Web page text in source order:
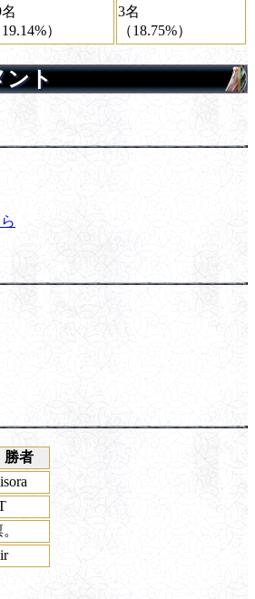
19.14%）
3名
（18.75%）
ント
勝者